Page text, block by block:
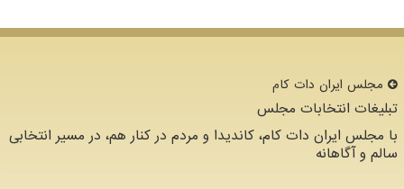
مجلس ایران دات كام
تبلیغات انتخابات مجلس
با مجلس ایران دات کام، کاندیدا و مردم در کنار هم، در مسیر انتخابی
سالم و آگاهانه